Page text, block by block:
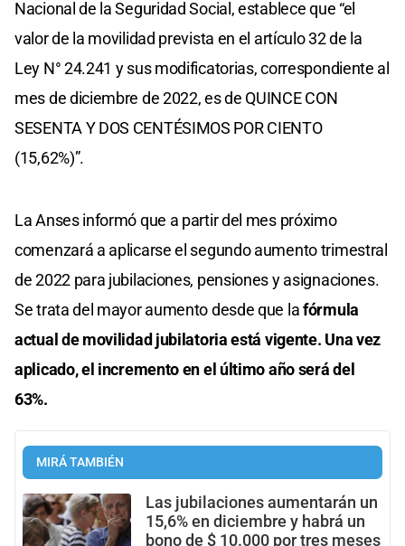
Nacional de la Seguridad Social, establece que “el
valor de la movilidad prevista en el artículo 32 de la
Ley N° 24.241 y sus modificatorias, correspondiente al
mes de diciembre de 2022, es de QUINCE CON
SESENTA Y DOS CENTÉSIMOS POR CIENTO
(15,62%)”.
La Anses informó que a partir del mes próximo
comenzará a aplicarse el segundo aumento trimestral
de 2022 para jubilaciones, pensiones y asignaciones.
Se trata del mayor aumento desde que lafórmula
actual de movilidad jubilatoria está vigente. Una vez
aplicado, el incremento en el último año será del
63%.
MIRÁ TAMBIÉN
Las jubilaciones aumentarán un
15,6% en diciembre y habrá un
bono de $ 10.000 por tres meses